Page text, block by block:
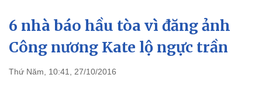
Chính trị
Đảng
Tổ chức nhân sự
Nhận diện sự thật
Xã hội
Tin 24h
Dự báo thời tiết
6 nhà báo hầu tòa vì đăng ảnh
Công nương Kate lộ ngực trần
Thứ Năm, 10:41, 27/10/2016